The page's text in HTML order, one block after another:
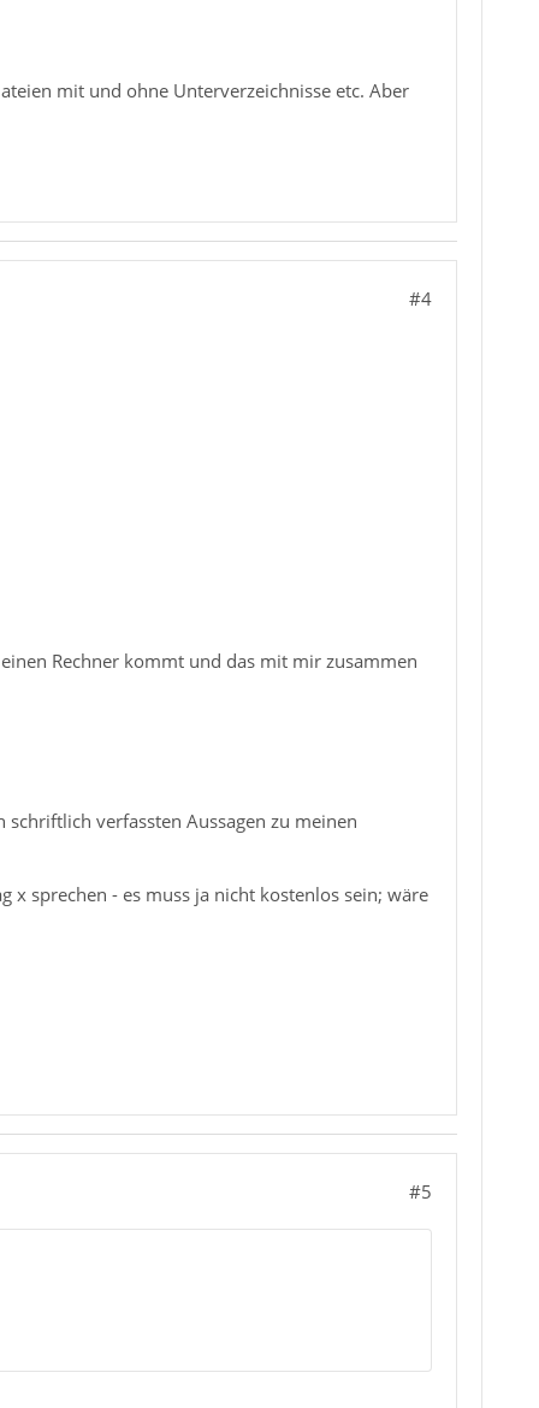
mit und ohne Unterverzeichnisse etc. Aber
#4
Rechner kommt und das mit mir zusammen
verfassten Aussagen zu meinen
x sprechen - es muss ja nicht kostenlos sein; wäre
#5